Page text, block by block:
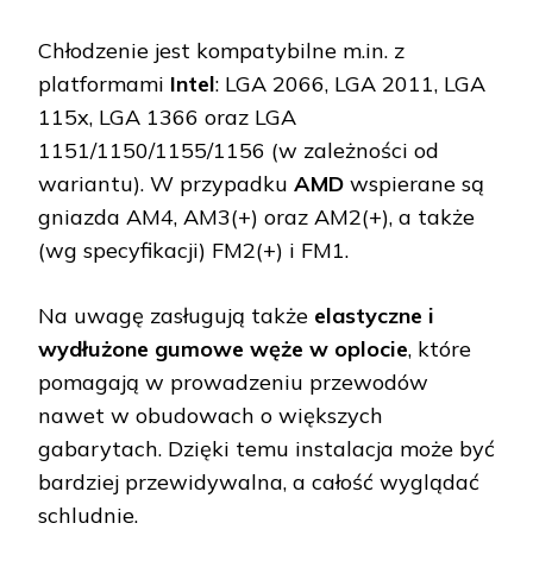
Chłodzenie jest kompatybilne m.in. z
platformami Intel: LGA 2066, LGA 2011, LGA
115x, LGA 1366 oraz LGA
1151/1150/1155/1156 (w zależności od
wariantu). W przypadku AMD wspierane są
gniazda AM4, AM3(+) oraz AM2(+), a także
(wg specyfikacji) FM2(+) i FM1.
Na uwagę zasługują także elastyczne i
wydłużone gumowe węże w oplocie, które
pomagają w prowadzeniu przewodów
nawet w obudowach o większych
gabarytach. Dzięki temu instalacja może być
bardziej przewidywalna, a całość wyglądać
schludnie.